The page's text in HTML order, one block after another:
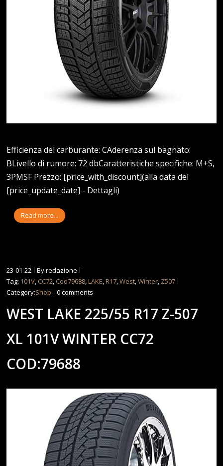
Efficienza del carburante: CAderenza sul bagnato:
BLivello di rumore: 72 dbCaratteristiche specifiche: M+S,
3PMSF Prezzo: [price_with_discount](alla data del
[price_update_date] - Dettagli)
Read more...
23-01-22
By:redazione
Tag: 101V CC72 Cod79688 ,LAKE ,R17 ,West ,Winter Z507
Category:Shop 0 comments
WEST LAKE 225/55 R17 Z-507
XL 101V WINTER CC72
COD:79688